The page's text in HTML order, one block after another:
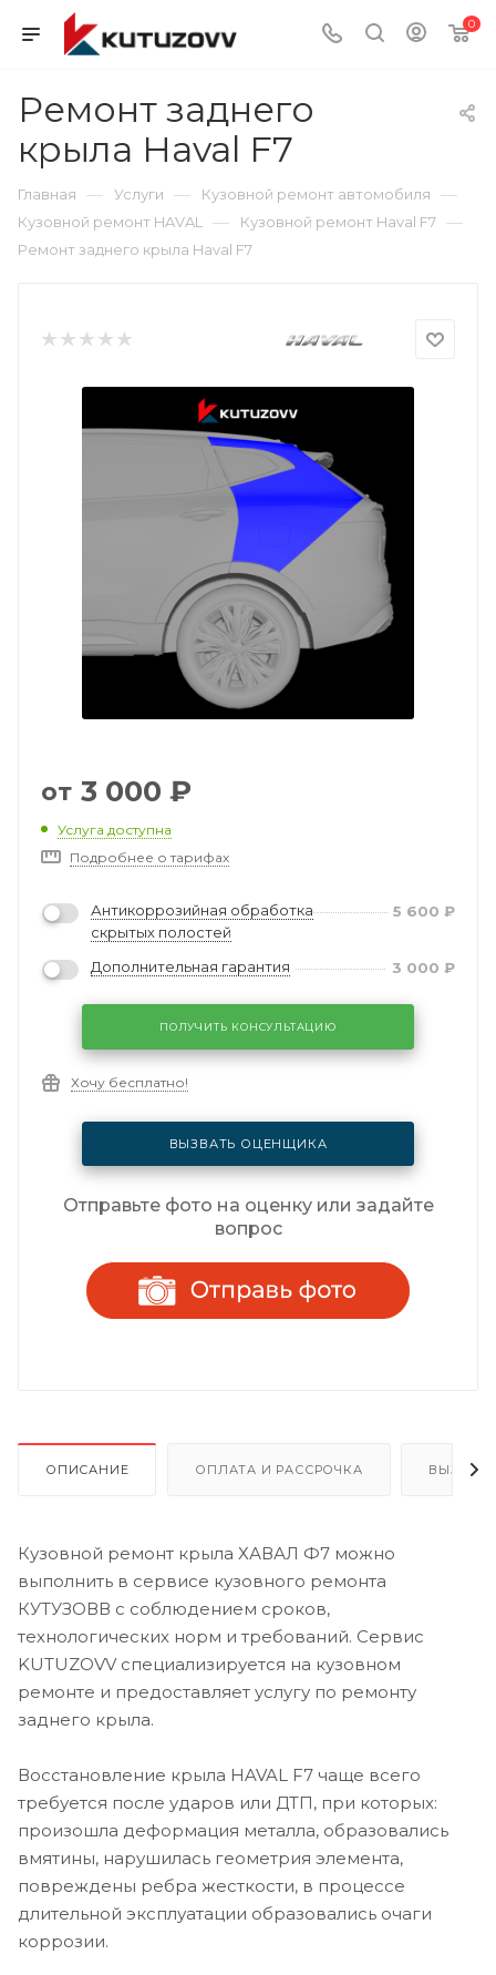
0
Ремонт заднего
крыла Haval F7
Главная — Услуги — Кузовной ремонт автомобиля —
Кузовной ремонт HAVAL — Кузовной ремонт Haval F7 —
Ремонт заднего крыла Haval F7
от 3 000 ₽
Услуга доступна
Подробнее о тарифах
Антикоррозийная обработка
скрытых полостей
5 600 ₽
Дополнительная гарантия 3 000 ₽
ПОЛУЧИТЬ КОНСУЛЬТАЦИЮ
Хочу бесплатно!
ВЫЗВАТЬ ОЦЕНЩИКА
Отправьте фото на оценку или задайте
вопрос
ОПИСАНИЕ ОПЛАТА И РАССРОЧКА ВЫЗОВ
Кузовной ремонт крыла ХАВАЛ Ф7 можно
выполнить в сервисе кузовного ремонта
КУТУЗОВВ с соблюдением сроков,
технологических норм и требований. Сервис
KUTUZOVV специализируется на кузовном
ремонте и предоставляет услугу по ремонту
заднего крыла.
Восстановление крыла HAVAL F7 чаще всего
требуется после ударов или ДТП, при которых:
произошла деформация металла, образовались
вмятины, нарушилась геометрия элемента,
повреждены ребра жесткости, в процессе
длительной эксплуатации образовались очаги
коррозии.